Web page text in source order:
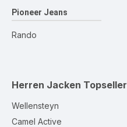
Pioneer Jeans
Rando
Herren Jacken Topseller
Wellensteyn
Camel Active